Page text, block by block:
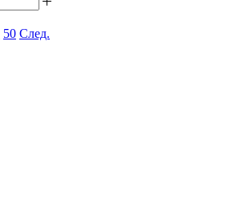
50 След.